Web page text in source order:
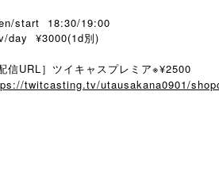
start 18:30/19:00
day ¥3000(1d別)
配信URL］ツイキャスプレミア※¥2500
twitcasting.tv/utausakana0901/